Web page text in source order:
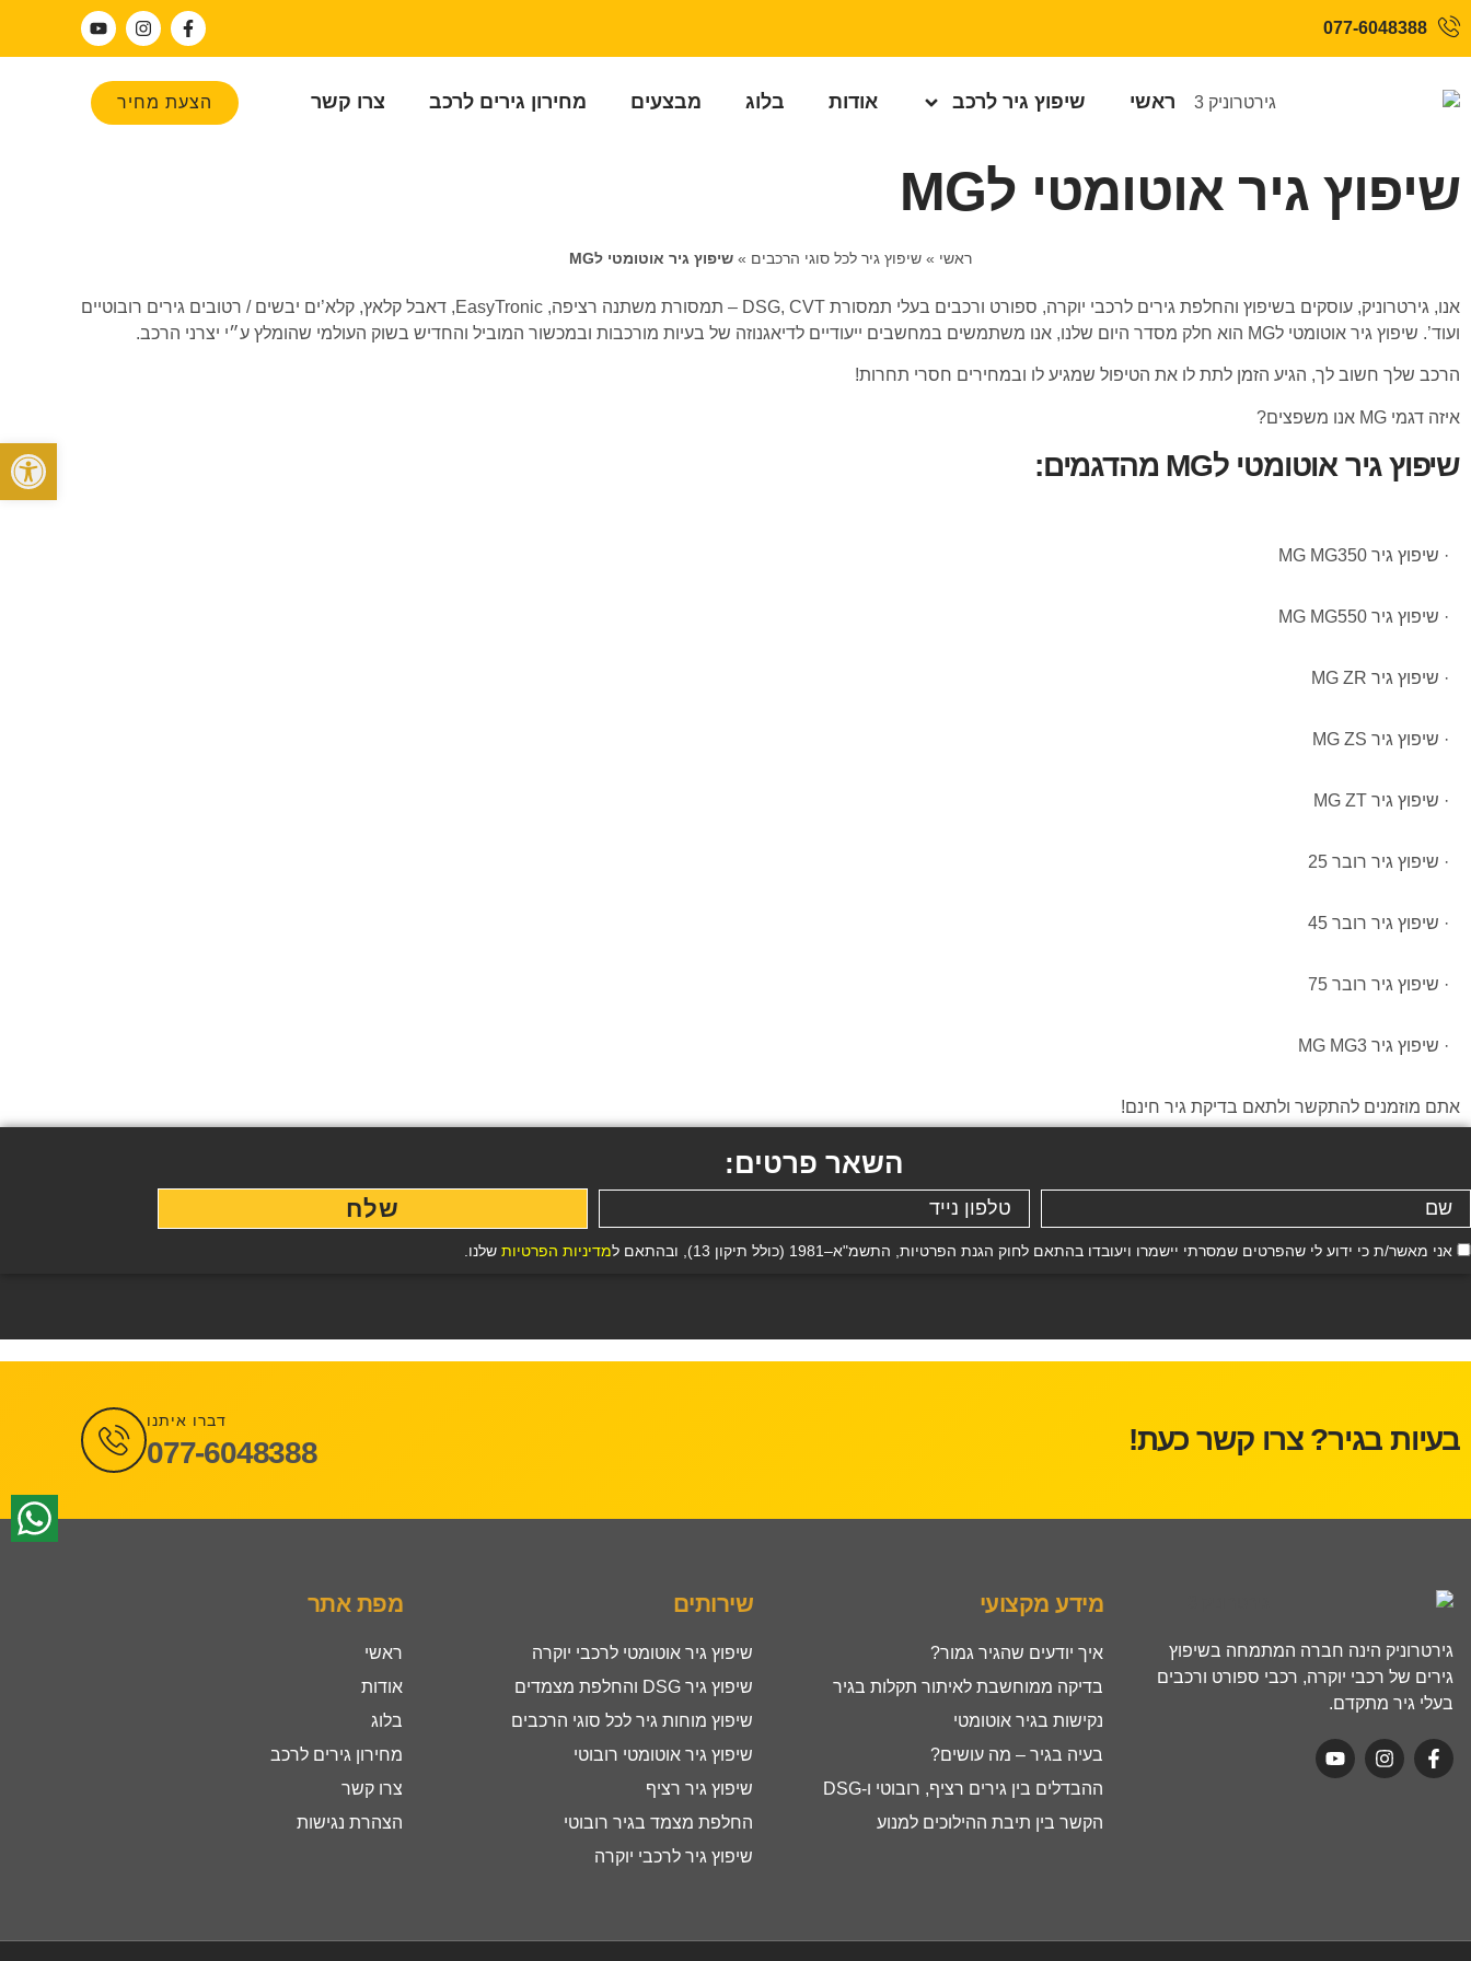
פתח
077-6048388
ראשי שיפוץ גיר לרכב אודות בלוג מבצעים מחירון גירים לרכב צרו קשר הצעת מחיר
שיפוץ גיר אוטומטי לMG
ראשי » שיפוץ גיר לכל סוגי הרכבים » שיפוץ גיר אוטומטי לMG
אנו, גירטרוניק, עוסקים בשיפוץ והחלפת גירים לרכבי יוקרה, ספורט ורכבים בעלי תמסורת DSG, CVT – תמסורת משתנה רציפה, EasyTronic, דאבל קלאץ, קלא’ים יבשים / רטובים גירים רובוטיים
ועוד’. שיפוץ גיר אוטומטי לMG הוא חלק מסדר היום שלנו, אנו משתמשים במחשבים ייעודיים לדיאגנוזה של בעיות מורכבות ובמכשור המוביל והחדיש בשוק העולמי שהומלץ ע״י יצרני הרכב.
הרכב שלך חשוב לך, הגיע הזמן לתת לו את הטיפול שמגיע לו ובמחירים חסרי תחרות!
איזה דגמי MG אנו משפצים?
שיפוץ גיר אוטומטי לMG מהדגמים:
· שיפוץ גיר MG MG350
· שיפוץ גיר MG MG550
· שיפוץ גיר MG ZR
· שיפוץ גיר MG ZS
· שיפוץ גיר MG ZT
· שיפוץ גיר רובר 25
· שיפוץ גיר רובר 45
· שיפוץ גיר רובר 75
· שיפוץ גיר MG MG3
אתם מוזמנים להתקשר ולתאם בדיקת גיר חינם!
השאר פרטים:
אני מאשר/ת כי ידוע לי שהפרטים שמסרתי יישמרו ויעובדו בהתאם לחוק הגנת הפרטיות, התשמ"א–1981 (כולל תיקון 13), ובהתאם ל מדיניות הפרטיות שלנו.
שלח
בעיות בגיר? צרו קשר כעת!
דברו איתנו
077-6048388
גירטרוניק הינה חברה המתמחה בשיפוץ
גירים של רכבי יוקרה, רכבי ספורט ורכבים
בעלי גיר מתקדם.
מידע מקצועי
איך יודעים שהגיר גמור?
בדיקה ממוחשבת לאיתור תקלות בגיר
נקישות בגיר אוטומטי
בעיה בגיר – מה עושים?
ההבדלים בין גירים רציף, רובוטי ו-DSG
הקשר בין תיבת ההילוכים למנוע
שירותים
שיפוץ גיר אוטומטי לרכבי יוקרה
שיפוץ גיר DSG והחלפת מצמדים
שיפוץ מוחות גיר לכל סוגי הרכבים
שיפוץ גיר אוטומטי רובוטי
שיפוץ גיר רציף
החלפת מצמד בגיר רובוטי
שיפוץ גיר לרכבי יוקרה
מפת אתר
ראשי
אודות
בלוג
מחירון גירים לרכב
צרו קשר
הצהרת נגישות